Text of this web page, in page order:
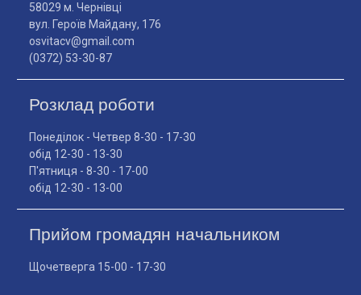
58029 м. Чернівці
вул. Героїв Майдану, 176
osvitacv@gmail.com
(0372) 53-30-87
Розклад роботи
Понеділок - Четвер 8-30 - 17-30
обід 12-30 - 13-30
П'ятниця - 8-30 - 17-00
обід 12-30 - 13-00
Прийом громадян начальником
Щочетверга 15-00 - 17-30